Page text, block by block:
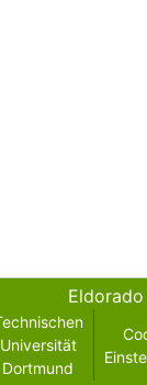
Universität
Dortmund